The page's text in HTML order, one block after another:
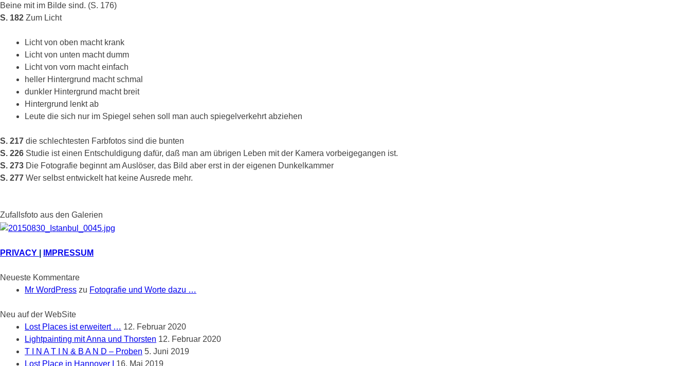
Beine mit im Bilde sind. (S. 176)
S. 182 Zum Licht
Licht von oben macht krank
Licht von unten macht dumm
Licht von vorn macht einfach
heller Hintergrund macht schmal
dunkler Hintergrund macht breit
Hintergrund lenkt ab
Leute die sich nur im Spiegel sehen soll man auch spiegelverkehrt abziehen
S. 217 die schlechtesten Farbfotos sind die bunten
S. 226 Studie ist einen Entschuldigung dafür, daß man am übrigen Leben mit der Kamera vorbeigegangen ist.
S. 273 Die Fotografie beginnt am Auslöser, das Bild aber erst in der eigenen Dunkelkammer
S. 277 Wer selbst entwickelt hat keine Ausrede mehr.
Zufallsfoto aus den Galerien
PRIVACY IMPRESSUM
Neueste Kommentare
Mr WordPress zu Fotografie und Worte dazu …
Neu auf der WebSite
Lost Places ist erweitert … 12. Februar 2020
Lightpainting mit Anna und Thorsten 12. Februar 2020
T I N A T I N & B A N D – Proben 5. Juni 2019
Lost Place in Hannover I
16. Mai 2019